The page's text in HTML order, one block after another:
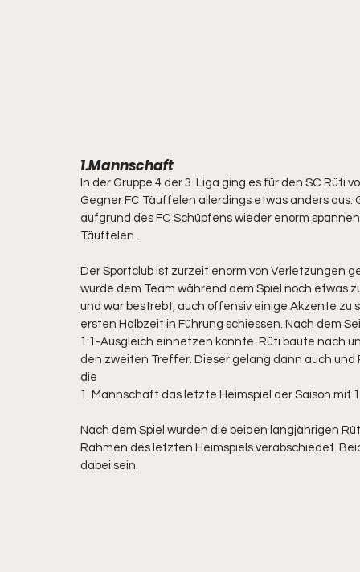
1.Mannschaft
In der Gruppe 4 der 3. Liga ging es für den SC Rüti
Gegner FC Täuffelen allerdings etwas anders
aufgrund des FC Schüpfens wieder enorm
Täuffelen.
Der Sportclub ist zurzeit enorm von Verletzungen
wurde dem Team während dem Spiel noch etwas
und war bestrebt, auch offensiv einige Akzente
ersten Halbzeit in Führung schiessen. Nach dem
1:1-Ausgleich einnetzen konnte. Rüti baute nach
den zweiten Treffer. Dieser gelang dann auch
die
1. Mannschaft das letzte Heimspiel der Saison mit
Nach dem Spiel wurden die beiden langjährigen
Rahmen des letzten Heimspiels verabschiedet.
dabei sein.